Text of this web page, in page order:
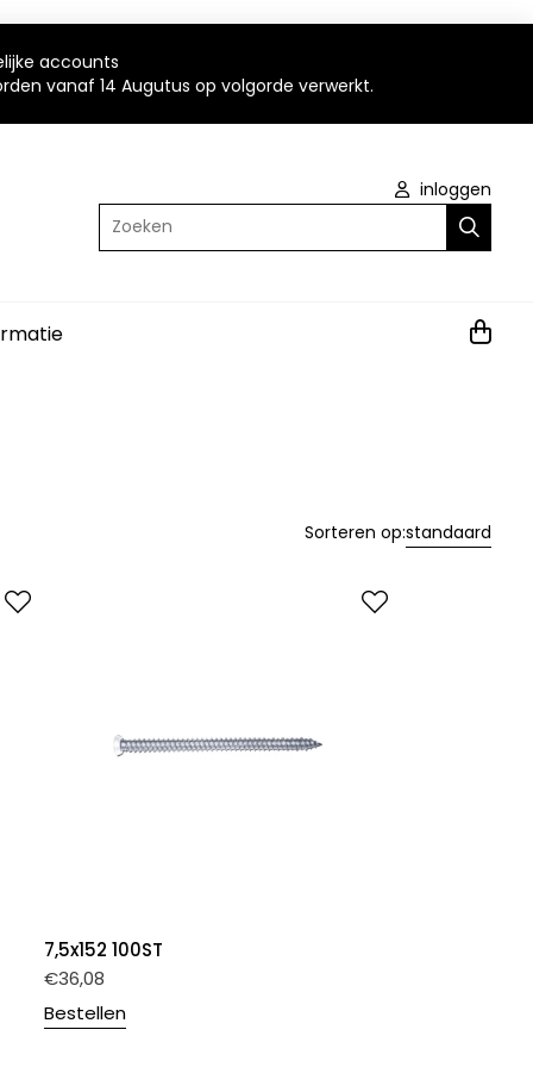
accounts
vanaf 14 Augutus op volgorde verwerkt.
inloggen
Zoeken
Sorteren op:standaard
7,5x152 100ST
€36,08
Bestellen